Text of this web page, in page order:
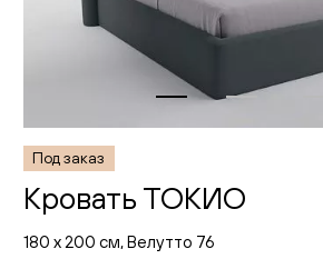
Кровать ТОКИО
Под заказ
180 х 200 см, Велутто 76